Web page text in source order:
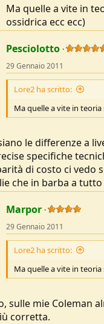
Ma quelle a vite in
ossidrica ecc ecc)
Pesciolotto
29 Gennaio 2011
Lore2 ha scritto:
Ma quelle a vite in
le differenze a
specifiche
di costo ci vedo
che in barba a
Marpor
29 Gennaio 2011
Lore2 ha scritto:
Ma quelle a vite in
sulle mie Coleman
corretta.